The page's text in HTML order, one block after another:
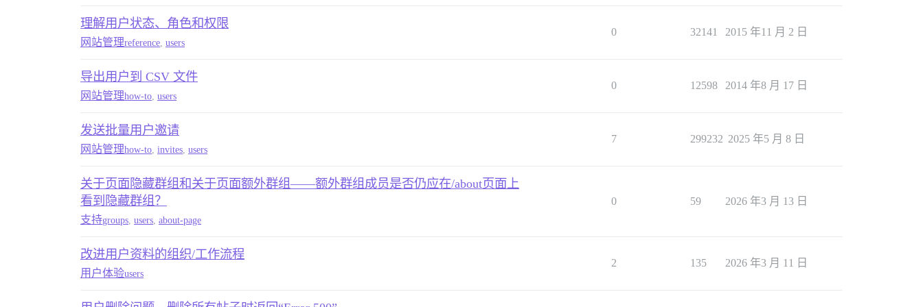
理解用户状态、角色和权限
网站管理reference users
0 32141 2015 年11 月 2 日
导出用户到 CSV 文件
网站管理how-to users
0 12598 2014 年8 月 17 日
发送批量用户邀请
网站管理how-to invites users
7 299232 2025 年5 月 8 日
关于页面隐藏群组和关于页面额外群组——额外群组成员是否仍应在/about页面上
看到隐藏群组？
支持groups users about-page
0 59 2026 年3 月 13 日
改进用户资料的组织/工作流程
用户体验users
2 135 2026 年3 月 11 日